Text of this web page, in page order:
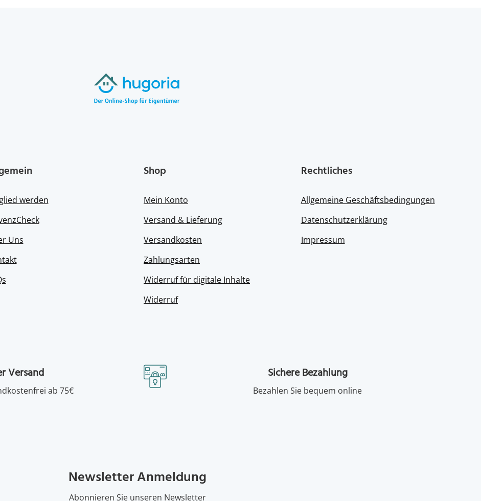
werden
Uns
Shop
Mein Konto
Versand & Lieferung
Versandkosten
Zahlungsarten
Widerruf für digitale Inhalte
Widerruf
Rechtliches
Allgemeine Geschäftsbedingungen
Datenschutzerklärung
Impressum
Versand
ab 75€
Sichere Bezahlung
Bezahlen Sie bequem online
Newsletter Anmeldung
Abonnieren Sie unseren Newsletter